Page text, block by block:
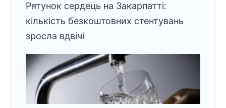
Рятунок сердець на Закарпатті:
кількість безкоштовних стентувань
зросла вдвічі